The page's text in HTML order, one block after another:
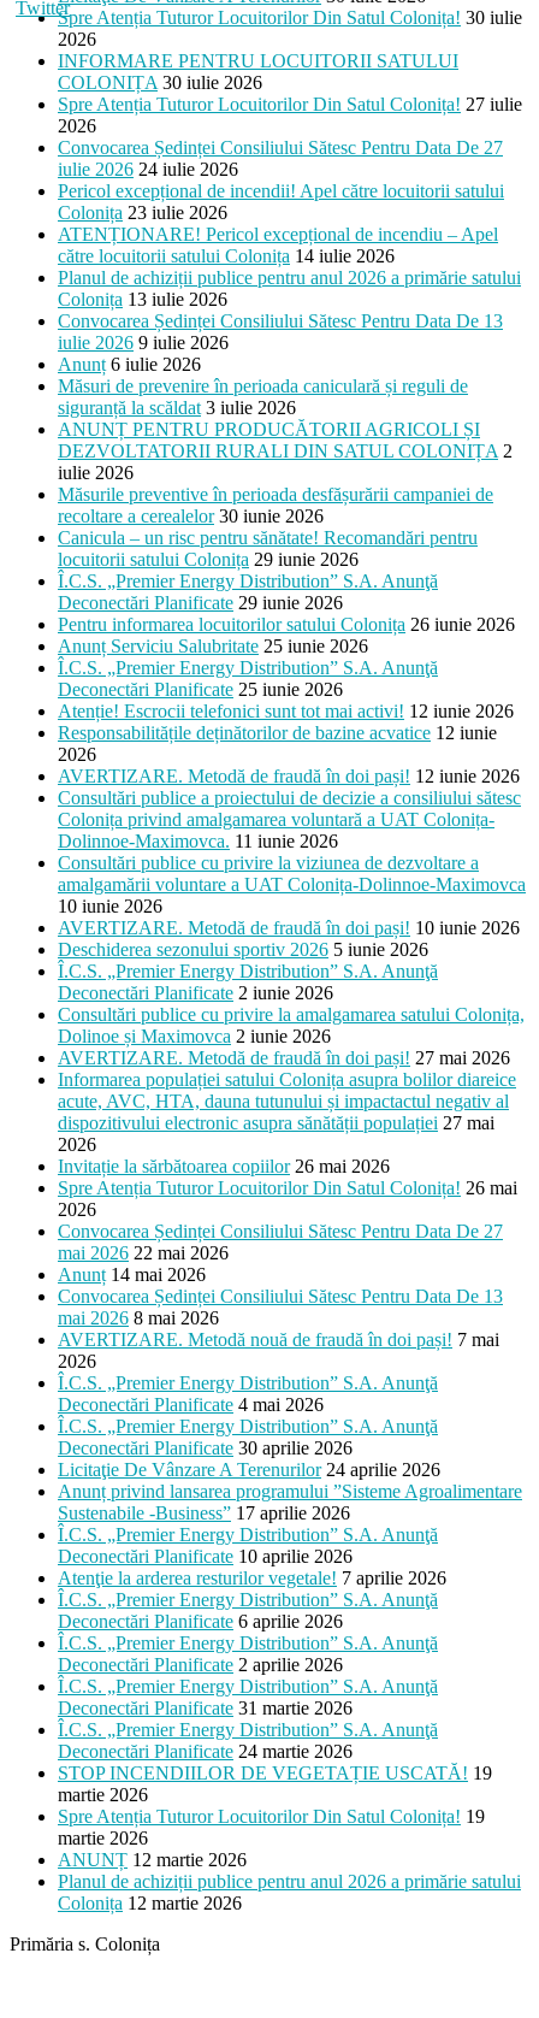
Spre Atenția Tuturor Locuitorilor Din Satul Colonița! 30 iulie
2026
INFORMARE PENTRU LOCUITORII SATULUI
COLONIȚA 30 iulie 2026
Spre Atenția Tuturor Locuitorilor Din Satul Colonița! 27 iulie
2026
Convocarea Ședinței Consiliului Sătesc Pentru Data De 27
iulie 2026 24 iulie 2026
Pericol excepțional de incendii! Apel către locuitorii satului
Colonița 23 iulie 2026
ATENȚIONARE! Pericol excepțional de incendiu – Apel
către locuitorii satului Colonița 14 iulie 2026
Planul de achiziții publice pentru anul 2026 a primărie satului
Colonița 13 iulie 2026
Convocarea Ședinței Consiliului Sătesc Pentru Data De 13
iulie 2026 9 iulie 2026
Anunț 6 iulie 2026
Măsuri de prevenire în perioada caniculară și reguli de
siguranță la scăldat 3 iulie 2026
ANUNȚ PENTRU PRODUCĂTORII AGRICOLI ȘI
DEZVOLTATORII RURALI DIN SATUL COLONIȚA 2
iulie 2026
Măsurile preventive în perioada desfășurării campaniei de
recoltare a cerealelor 30 iunie 2026
Canicula – un risc pentru sănătate! Recomandări pentru
locuitorii satului Colonița 29 iunie 2026
Î.C.S. „Premier Energy Distribution” S.A. Anunţă
Deconectări Planificate 29 iunie 2026
Pentru informarea locuitorilor satului Colonița 26 iunie 2026
Anunț Serviciu Salubritate 25 iunie 2026
Î.C.S. „Premier Energy Distribution” S.A. Anunţă
Deconectări Planificate 25 iunie 2026
Atenție! Escrocii telefonici sunt tot mai activi! 12 iunie 2026
Responsabilitățile deținătorilor de bazine acvatice 12 iunie
2026
AVERTIZARE. Metodă de fraudă în doi pași! 12 iunie 2026
Consultări publice a proiectului de decizie a consiliului sătesc
Colonița privind amalgamarea voluntară a UAT Colonița-
Dolinnoe-Maximovca. 11 iunie 2026
Consultări publice cu privire la viziunea de dezvoltare a
amalgamării voluntare a UAT Colonița-Dolinnoe-Maximovca
10 iunie 2026
AVERTIZARE. Metodă de fraudă în doi pași! 10 iunie 2026
Deschiderea sezonului sportiv 2026 5 iunie 2026
Î.C.S. „Premier Energy Distribution” S.A. Anunţă
Deconectări Planificate 2 iunie 2026
Consultări publice cu privire la amalgamarea satului Colonița,
Dolinoe și Maximovca 2 iunie 2026
AVERTIZARE. Metodă de fraudă în doi pași! 27 mai 2026
Informarea populației satului Colonița asupra bolilor diareice
acute, AVC, HTA, dauna tutunului și impactactul negativ al
dispozitivului electronic asupra sănătății populației 27 mai
2026
Invitație la sărbătoarea copiilor 26 mai 2026
Spre Atenția Tuturor Locuitorilor Din Satul Colonița! 26 mai
2026
Convocarea Ședinței Consiliului Sătesc Pentru Data De 27
mai 2026 22 mai 2026
Anunț 14 mai 2026
Convocarea Ședinței Consiliului Sătesc Pentru Data De 13
mai 2026 8 mai 2026
AVERTIZARE. Metodă nouă de fraudă în doi pași! 7 mai
2026
Î.C.S. „Premier Energy Distribution” S.A. Anunţă
Deconectări Planificate 4 mai 2026
Î.C.S. „Premier Energy Distribution” S.A. Anunţă
Deconectări Planificate 30 aprilie 2026
Licitaţie De Vânzare A Terenurilor 24 aprilie 2026
Anunț privind lansarea programului ”Sisteme Agroalimentare
Sustenabile -Business” 17 aprilie 2026
Î.C.S. „Premier Energy Distribution” S.A. Anunţă
Deconectări Planificate 10 aprilie 2026
Atenţie la arderea resturilor vegetale! 7 aprilie 2026
Î.C.S. „Premier Energy Distribution” S.A. Anunţă
Deconectări Planificate 6 aprilie 2026
Î.C.S. „Premier Energy Distribution” S.A. Anunţă
Deconectări Planificate 2 aprilie 2026
Î.C.S. „Premier Energy Distribution” S.A. Anunţă
Deconectări Planificate 31 martie 2026
Î.C.S. „Premier Energy Distribution” S.A. Anunţă
Deconectări Planificate 24 martie 2026
STOP INCENDIILOR DE VEGETAȚIE USCATĂ! 19
martie 2026
Spre Atenția Tuturor Locuitorilor Din Satul Colonița! 19
martie 2026
ANUNȚ 12 martie 2026
Planul de achiziții publice pentru anul 2026 a primărie satului
Colonița 12 martie 2026
Primăria s. Colonița